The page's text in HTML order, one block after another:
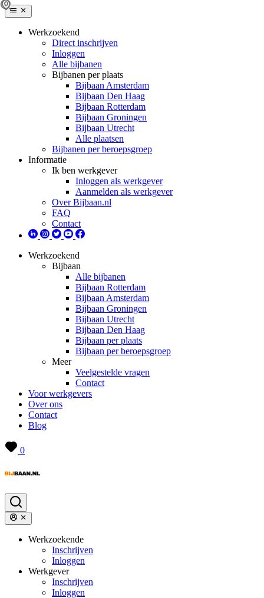
Werkzoekend
Direct inschrijven
Inloggen
Alle bijbanen
Bijbanen per plaats
Bijbaan Amsterdam
Bijbaan Den Haag
Bijbaan Rotterdam
Bijbaan Groningen
Bijbaan Utrecht
Alle plaatsen
Bijbanen per beroepsgroep
Informatie
Ik ben werkgever
Inloggen als werkgever
Aanmelden als werkgever
Over Bijbaan.nl
FAQ
Contact
Werkzoekend
Bijbaan
Alle bijbanen
Bijbaan Rotterdam
Bijbaan Amsterdam
Bijbaan Groningen
Bijbaan Utrecht
Bijbaan Den Haag
Bijbaan per plaats
Bijbaan per beroepsgroep
Meer
Veelgestelde vragen
Contact
Voor werkgevers
Over ons
Contact
Blog
0
Werkzoekende
Inschrijven
Inloggen
Werkgever
Inschrijven
Inloggen